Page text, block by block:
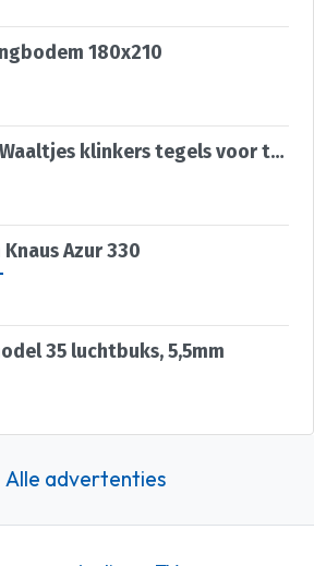
180x210
ca. 300 Waaltjes klinkers tegels voor terras buiten
Knaus Azur 330
35 luchtbuks, 5,5mm
Alle advertenties